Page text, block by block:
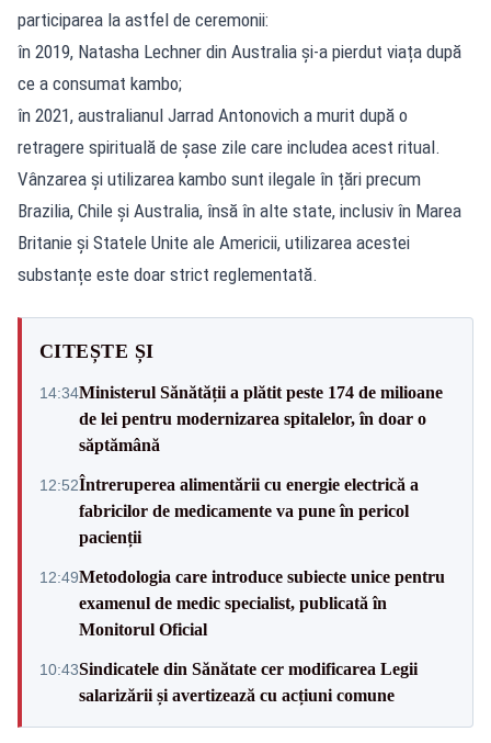
participarea la astfel de ceremonii:
în 2019, Natasha Lechner din Australia și-a pierdut viața după
ce a consumat kambo;
în 2021, australianul Jarrad Antonovich a murit după o
retragere spirituală de șase zile care includea acest ritual.
Vânzarea și utilizarea kambo sunt ilegale în țări precum
Brazilia, Chile și Australia, însă în alte state, inclusiv în Marea
Britanie și Statele Unite ale Americii, utilizarea acestei
substanțe este doar strict reglementată.
CITEȘTE ȘI
14:34Ministerul Sănătății a plătit peste 174 de milioane
de lei pentru modernizarea spitalelor, în doar o
săptămână
12:52Întreruperea alimentării cu energie electrică a
fabricilor de medicamente va pune în pericol
pacienții
12:49Metodologia care introduce subiecte unice pentru
examenul de medic specialist, publicată în
Monitorul Oficial
10:43Sindicatele din Sănătate cer modificarea Legii
salarizării și avertizează cu acțiuni comune